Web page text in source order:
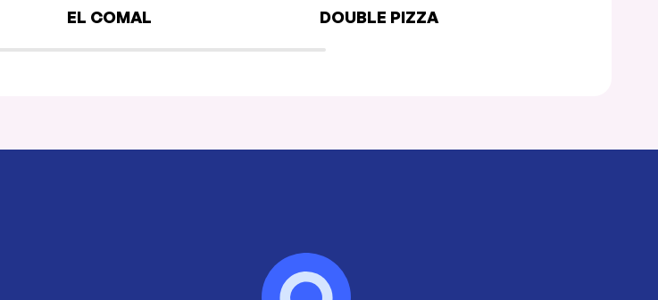
EL COMAL DOUBLE PIZZA